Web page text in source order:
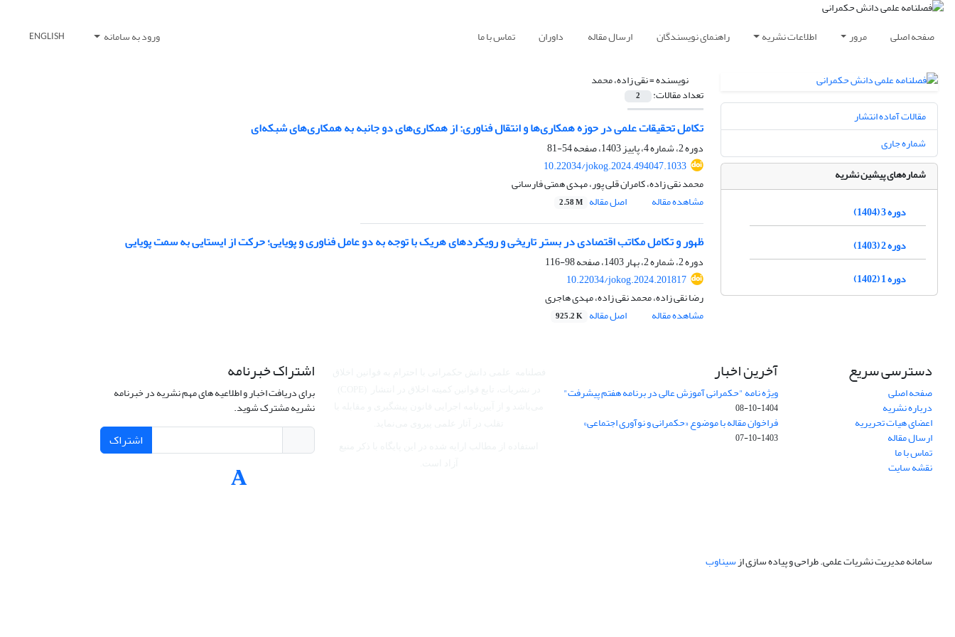
صفحه اصلی مرور اطلاعات نشریه راهنمای نویسندگان ارسال مقاله داوران تماس با ما ورود به سامانه ENGLISH
نویسنده =نقی زاده، محمد
تعداد مقالات: 2
تکامل تحقیقات علمی در حوزه همکاری‌ها و انتقال فناوری: از همکاری‌های دو جانبه به همکاری‌های شبکه‌ای
دوره 2، شماره 4، پاییز 1403، صفحه
54-81
10.22034/jokog.2024.494047.1033
محمد نقی زاده، کامران قلی پور، مهدی همتی فارسانی
مشاهده مقاله
اصل مقاله 2.58 M
ظهور و تکامل مکاتب اقتصادی در بستر تاریخی و رویکردهای هریک با توجه به دو عامل فناوری و پویایی؛ حرکت از ایستایی به سمت پویایی
دوره 2، شماره 2، بهار 1403، صفحه
98-116
10.22034/jokog.2024.201817
رضا نقی زاده، محمد نقی زاده، مهدی هاجری
مشاهده مقاله
اصل مقاله 925.2 K
مقالات آماده انتشار
شماره جاری
شماره‌های پیشین نشریه
دوره 3 (1404)
دوره 2 (1403)
دوره 1 (1402)
دسترسی سریع
صفحه اصلی
درباره نشریه
اعضای هیات تحریریه
ارسال مقاله
تماس با ما
نقشه سایت
آخرین اخبار
ویژه نامه "حکمرانی آموزش عالی در برنامه هفتم پیشرفت"
1404-10-08
فراخوان مقاله با موضوع «حکمرانی و نوآوری اجتماعی»
1403-10-07
اشتراک خبرنامه
برای دریافت اخبار و اطلاعیه های مهم نشریه در خبرنامه
نشریه مشترک شوید.
اشتراک
سامانه مدیریت نشریات علمی.طراحی و پیاده سازی ازسیناوب